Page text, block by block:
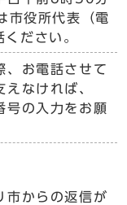
市役所代表（電
ださい。
、お電話させて
なければ、
号の入力をお願
市からの返信が